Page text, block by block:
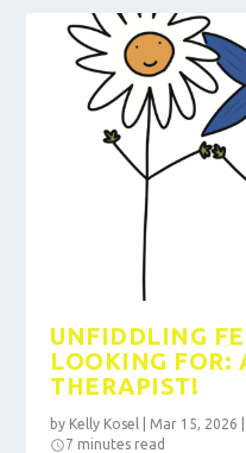
UNFIDDLING
LOOKING FOR:
THERAPIST!
by Kelly Kosel Mar 15, 2026
7 minutes read